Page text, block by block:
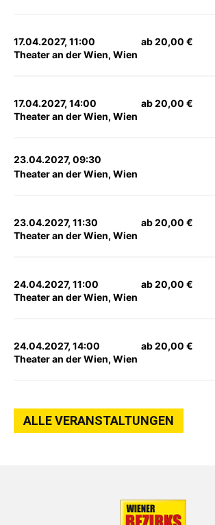
17.04.2027, 11:00
Theater an der Wien, Wien
ab 20,00 €
17.04.2027, 14:00
Theater an der Wien, Wien
ab 20,00 €
23.04.2027, 09:30
Theater an der Wien, Wien
23.04.2027, 11:30
Theater an der Wien, Wien
ab 20,00 €
24.04.2027, 11:00
Theater an der Wien, Wien
ab 20,00 €
24.04.2027, 14:00
Theater an der Wien, Wien
ab 20,00 €
ALLE VERANSTALTUNGEN